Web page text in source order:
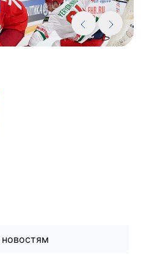
билеты на Кубок Первого
афише представлены квитки
по фигурному катанию.
спорта сможет найти себе
восторг и останутся в памяти
Битвы сильнейших
– один из старейших
престижных чемпионатов,
названия, но с 2006-го года